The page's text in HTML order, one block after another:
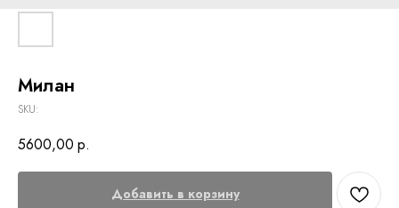
Милан
SKU:
5600,00 р.
Добавить в корзину